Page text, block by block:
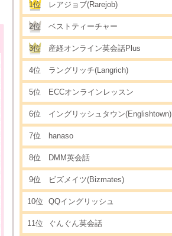
1位 レアジョブ(Rarejob)
2位 ベストティーチャー
3位 産経オンライン英会話Plus
4位 ラングリッチ(Langrich)
5位 ECCオンラインレッスン
6位 イングリッシュタウン(Englishtown)
7位 hanaso
8位 DMM英会話
9位 ビズメイツ(Bizmates)
10位 QQイングリッシュ
11位 ぐんぐん英会話